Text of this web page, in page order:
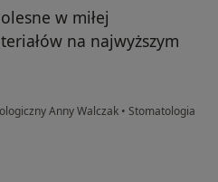
w miłej
na najwyższym
Anny Walczak • Stomatologia